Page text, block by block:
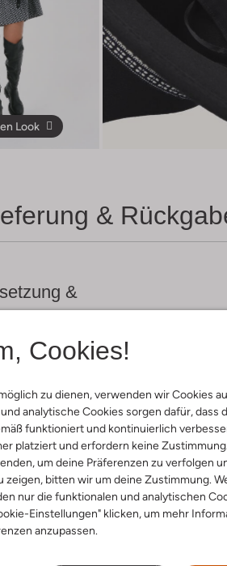
Cookies!
zu dienen, verwenden wir Cookies
analytische Cookies sorgen dafür, dass
funktioniert und kontinuierlich
platziert und erfordern keine
um deine Präferenzen zu verfolgen
zeigen, bitten wir um deine Zustimmung.
nur die funktionalen und analytischen
Einstellungen" klicken, um mehr
anzupassen.
Look
&
&
32 Cm